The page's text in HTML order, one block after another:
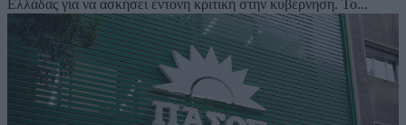
Ελλάδας για να ασκήσει έντονη κριτική στην κυβέρνηση. Το...